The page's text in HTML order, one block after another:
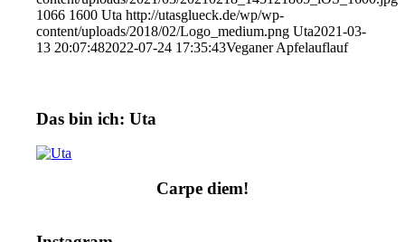
1066 1600 Uta http://utasglueck.de/wp/wp-
content/uploads/2018/02/Logo_medium.png Uta2021-03-
13 20:07:482022-07-24 17:35:43Veganer Apfelauflauf
Das bin ich: Uta
Carpe diem!